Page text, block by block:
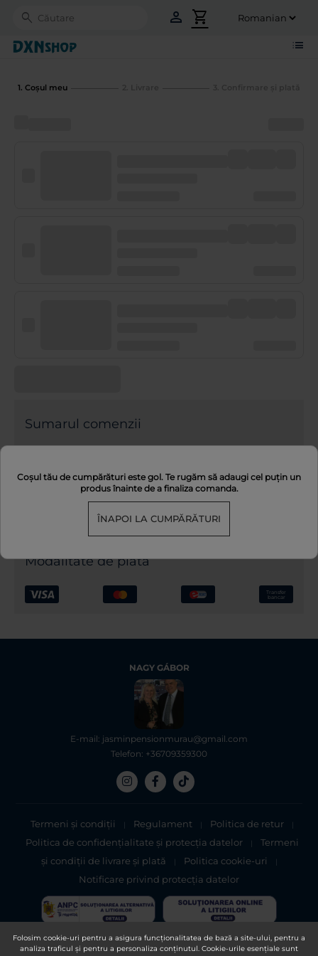
Folosim cookie-uri pentru a asigura funcționalitatea de bază a site-ului, pentru a
analiza traficul și pentru a personaliza conținutul. Cookie-urile esențiale sunt
Search person shopping_cart
list
Coșul tău de cumpărături este gol. Te rugăm să adaugi cel puțin un
produs înainte de a finaliza comanda.
ÎNAPOI LA CUMPĂRĂTURI
1. Coşul meu
Sumarul comenzii
Economiseşti cu achiziţia ca membru (0.00)
Modalitate de plată
Transfer
bancar
NAGY GÁBOR
E-mail: jasminpensionmurau@gmail.com
Telefon: +36709359300
Termeni și condiții | Regulament | Politica de retur |
Politica de confidențialitate şi protecţia datelor |
Termeni
şi condiții de livrare și plată
| Politica cookie-uri |
Notificare privind protecția datelor